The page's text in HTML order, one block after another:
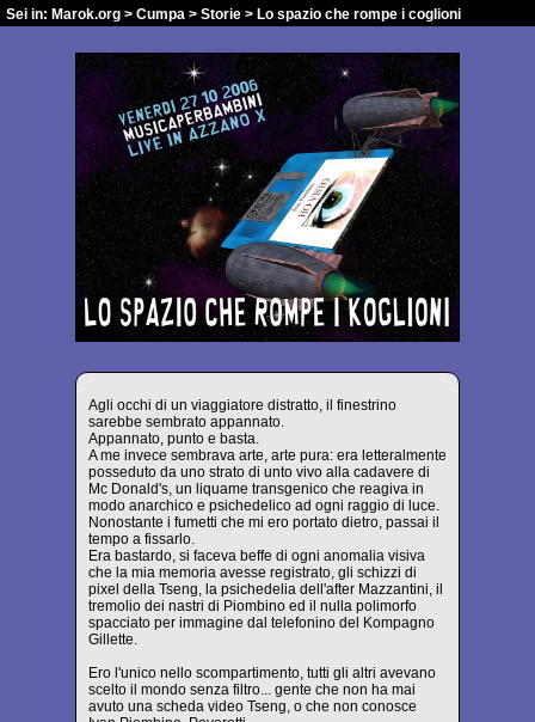
Sei in: Marok.org > Cumpa > Storie > Lo spazio che rompe i coglioni
Agli occhi di un viaggiatore distratto, il finestrino
sarebbe sembrato appannato.
Appannato, punto e basta.
A me invece sembrava arte, arte pura: era letteralmente
posseduto da uno strato di unto vivo alla cadavere di
Mc Donald's, un liquame transgenico che reagiva in
modo anarchico e psichedelico ad ogni raggio di luce.
Nonostante i fumetti che mi ero portato dietro, passai il
tempo a fissarlo.
Era bastardo, si faceva beffe di ogni anomalia visiva
che la mia memoria avesse registrato, gli schizzi di
pixel della Tseng, la psichedelia dell'after Mazzantini, il
tremolio dei nastri di Piombino ed il nulla polimorfo
spacciato per immagine dal telefonino del Kompagno
Gillette.
Ero l'unico nello scompartimento, tutti gli altri avevano
scelto il mondo senza filtro... gente che non ha mai
avuto una scheda video Tseng, o che non conosce